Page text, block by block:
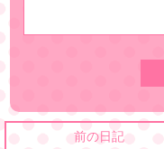
前の日記